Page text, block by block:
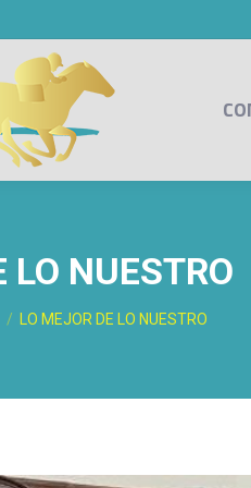
LO NUESTRO
LO MEJOR DE LO NUESTRO